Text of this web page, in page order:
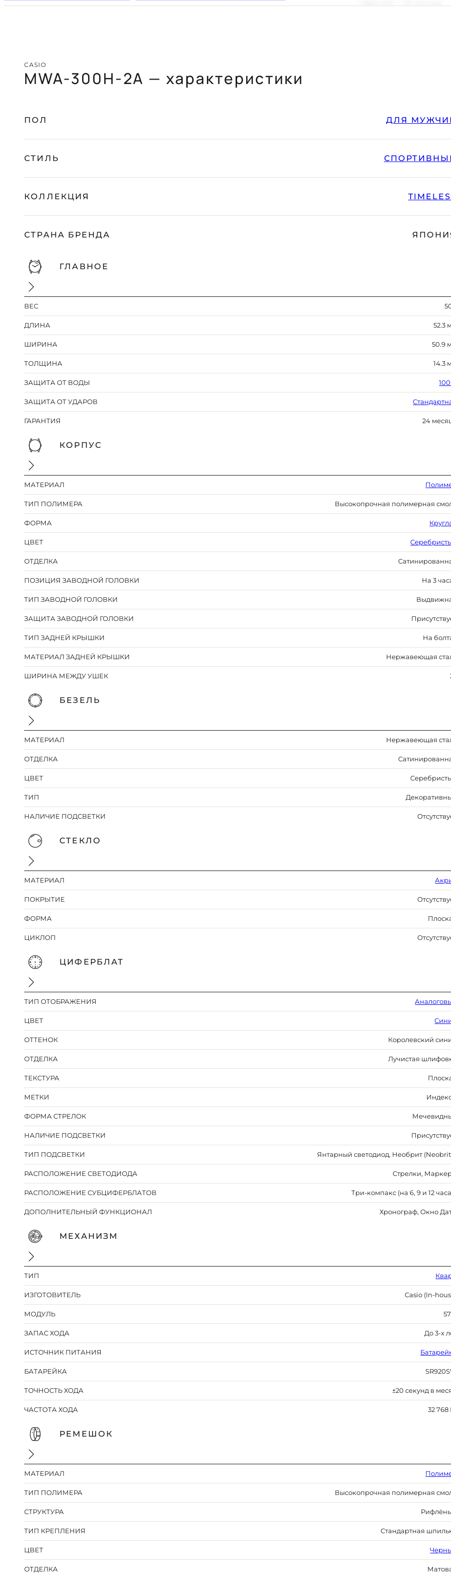
CASIO
MWA-300H-2A — характеристики
ПОЛ ДЛЯ
СТИЛЬ
КОЛЛЕКЦИЯ
СТРАНА БРЕНДА
ГЛАВНОЕ
ВЕС
ДЛИНА 52.3
ШИРИНА 50.9
ТОЛЩИНА 14.3
ЗАЩИТА ОТ ВОДЫ
ЗАЩИТА ОТ УДАРОВ
ГАРАНТИЯ 24
КОРПУС
МАТЕРИАЛ
ТИП ПОЛИМЕРА Высокопрочная полимерная
ФОРМА
ЦВЕТ
ОТДЕЛКА
ПОЗИЦИЯ ЗАВОДНОЙ ГОЛОВКИ На 3
ТИП ЗАВОДНОЙ ГОЛОВКИ
ЗАЩИТА ЗАВОДНОЙ ГОЛОВКИ
ТИП ЗАДНЕЙ КРЫШКИ На
МАТЕРИАЛ ЗАДНЕЙ КРЫШКИ Нержавеющая
ШИРИНА МЕЖДУ УШЕК
БЕЗЕЛЬ
МАТЕРИАЛ Нержавеющая
ОТДЕЛКА
ЦВЕТ
ТИП
НАЛИЧИЕ ПОДСВЕТКИ
СТЕКЛО
МАТЕРИАЛ
ПОКРЫТИЕ
ФОРМА
ЦИКЛОП
ЦИФЕРБЛАТ
ТИП ОТОБРАЖЕНИЯ
ЦВЕТ
ОТТЕНОК Королевский
ОТДЕЛКА Лучистая
ТЕКСТУРА
МЕТКИ
ФОРМА СТРЕЛОК
НАЛИЧИЕ ПОДСВЕТКИ
ТИП ПОДСВЕТКИ Янтарный светодиод, Необрит
РАСПОЛОЖЕНИЕ СВЕТОДИОДА Стрелки,
РАСПОЛОЖЕНИЕ СУБЦИФЕРБЛАТОВ Три-компакс (на 6, 9 и 12
ДОПОЛНИТЕЛЬНЫЙ ФУНКЦИОНАЛ Хронограф, Окно
МЕХАНИЗМ
ТИП
ИЗГОТОВИТЕЛЬ Casio (In-
МОДУЛЬ
ЗАПАС ХОДА До 3-х
ИСТОЧНИК ПИТАНИЯ
БАТАРЕЙКА
ТОЧНОСТЬ ХОДА ±20 секунд в
ЧАСТОТА ХОДА 32 768
РЕМЕШОК
МАТЕРИАЛ
ТИП ПОЛИМЕРА Высокопрочная полимерная
СТРУКТУРА
ТИП КРЕПЛЕНИЯ Стандартная
ЦВЕТ
ОТДЕЛКА